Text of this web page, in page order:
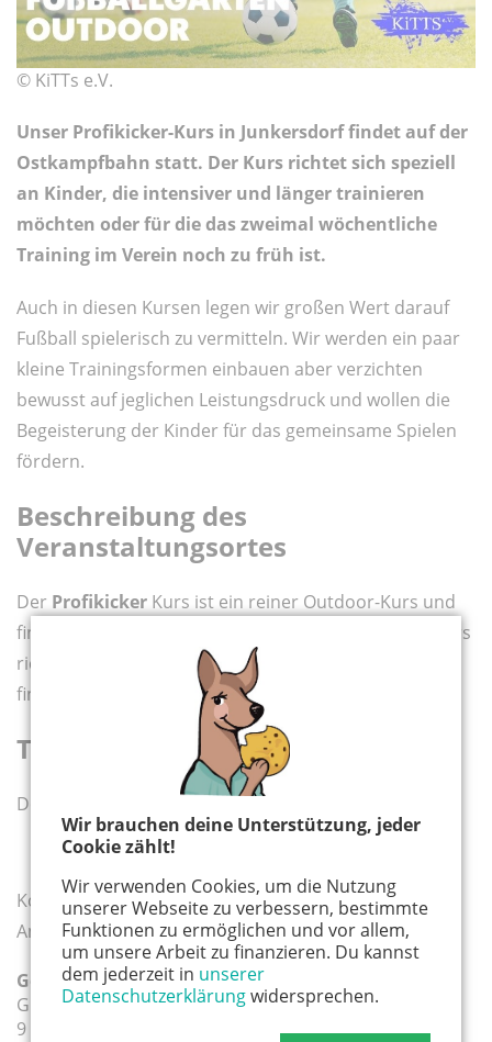
Wir brauchen deine Unterstützung, jeder
Cookie zählt!
Wir verwenden Cookies, um die Nutzung
unserer Webseite zu verbessern, bestimmte
Funktionen zu ermöglichen und vor allem,
um unsere Arbeit zu finanzieren. Du kannst
dem jederzeit in unserer
Datenschutzerklärungwidersprechen.
© KiTTs e.V.
Unser Profikicker-Kurs in Junkersdorf findet auf der
Ostkampfbahn statt. Der Kurs richtet sich speziell
an Kinder, die intensiver und länger trainieren
möchten oder für die das zweimal wöchentliche
Training im Verein noch zu früh ist.
Auch in diesen Kursen legen wir großen Wert darauf
Fußball spielerisch zu vermitteln. Wir werden ein paar
kleine Trainingsformen einbauen aber verzichten
bewusst auf jeglichen Leistungsdruck und wollen die
Begeisterung der Kinder für das gemeinsame Spielen
fördern.
Beschreibung des
Veranstaltungsortes
Der Profikicker Kurs ist ein reiner Outdoor-Kurs und
findet ganzjährig auf der Ostkampfbahn statt. Der Kurs
richtet sich an Kinder im Alter von 7 bis 9 Jahren und
findet immer donnerstags statt.
Termine und Kosten
Donnerstags:
Kurs (16:00-17:30 Uhr): 7-9 Jahre
Kosten 140€ pro Halbjahr, Einmalig 10€
Anmeldegebühr
Geeignete Altersgruppe(n):
Grundschule
9 - 12 Jahre